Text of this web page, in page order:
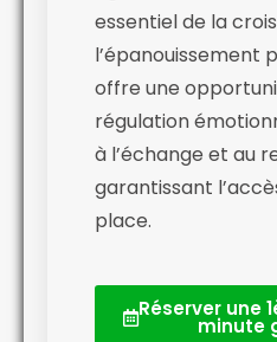
essentiel de la
l’épanouissement
offre une
régulation
à l’échange et au
garantissant
place.
Réserver une
minute